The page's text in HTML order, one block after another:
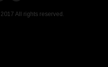
All rights reserved.